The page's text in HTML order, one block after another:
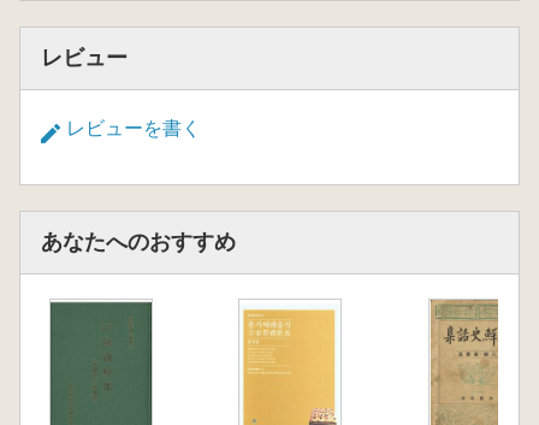
レビュー
レビューを書く
あなたへのおすすめ